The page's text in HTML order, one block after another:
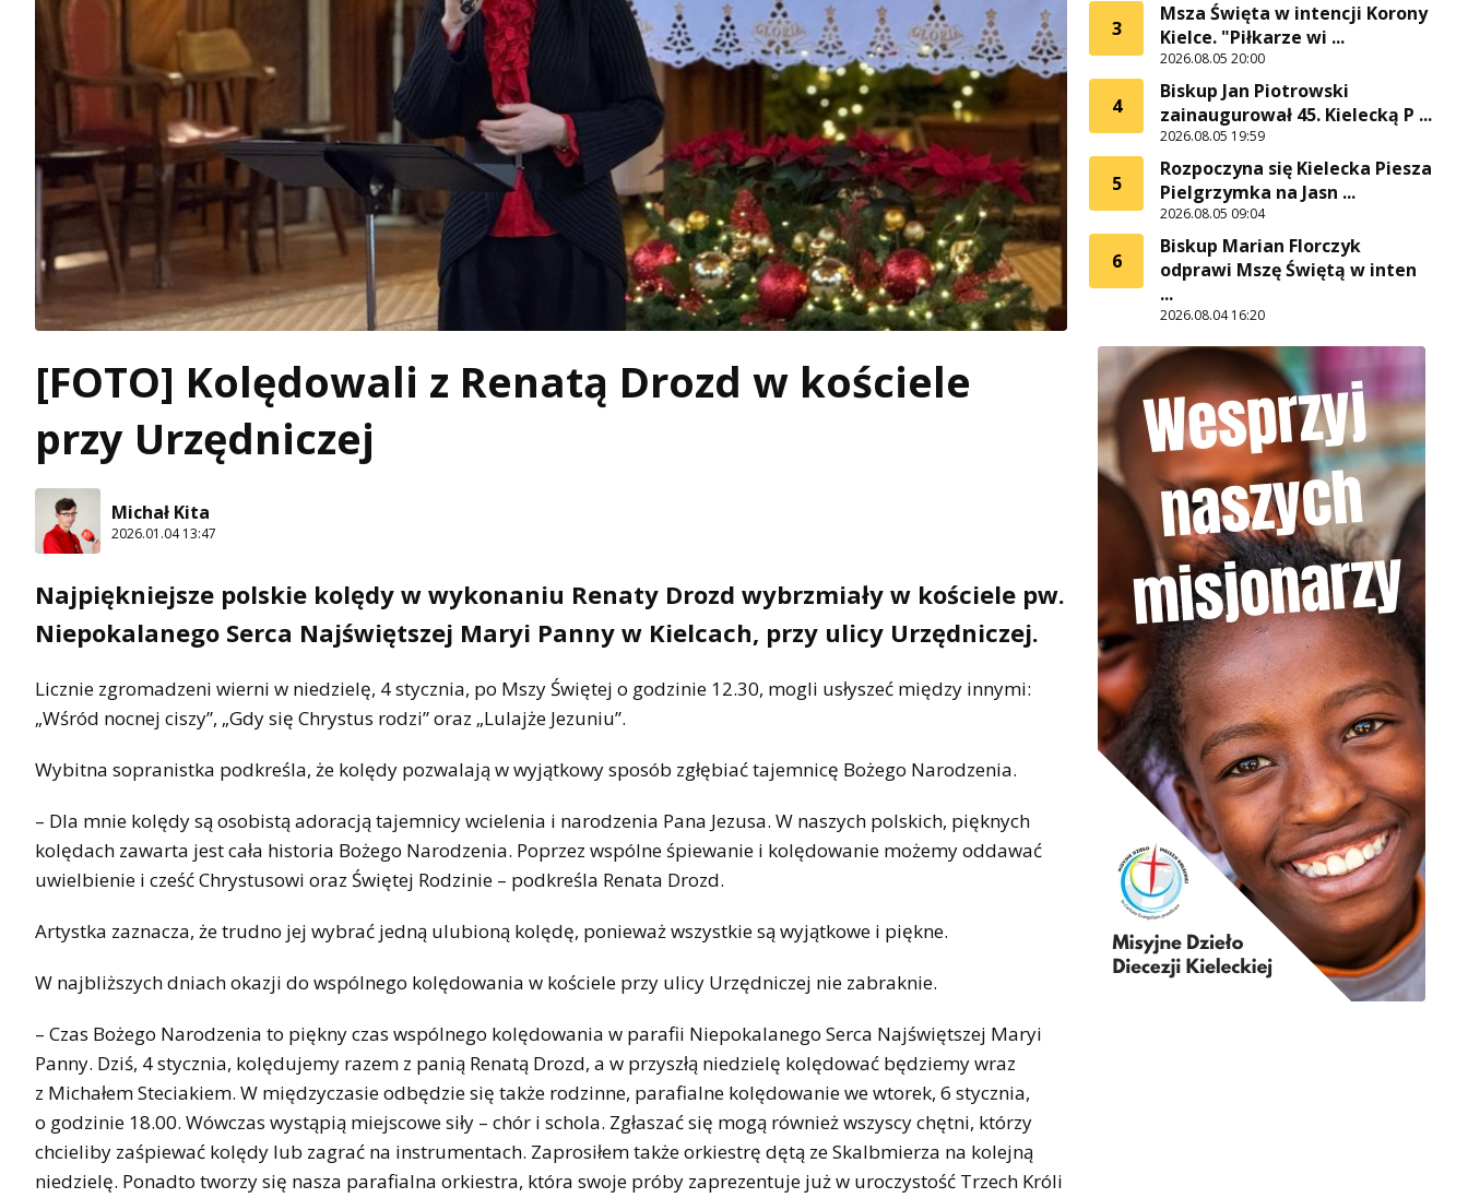
[FOTO] Kolędowali z Renatą Drozd w kościele
przy Urzędniczej
Michał Kita
2026.01.04 13:47
Najpiękniejsze polskie kolędy w wykonaniu Renaty Drozd wybrzmiały w kościele pw.
Niepokalanego Serca Najświętszej Maryi Panny w Kielcach, przy ulicy Urzędniczej.
Licznie zgromadzeni wierni w niedzielę, 4 stycznia, po Mszy Świętej o godzinie 12.30, mogli usłyszeć między innymi:
„Wśród nocnej ciszy”, „Gdy się Chrystus rodzi” oraz „Lulajże Jezuniu”.
Wybitna sopranistka podkreśla, że kolędy pozwalają w wyjątkowy sposób zgłębiać tajemnicę Bożego Narodzenia.
– Dla mnie kolędy są osobistą adoracją tajemnicy wcielenia i narodzenia Pana Jezusa. W naszych polskich, pięknych
kolędach zawarta jest cała historia Bożego Narodzenia. Poprzez wspólne śpiewanie i kolędowanie możemy oddawać
uwielbienie i cześć Chrystusowi oraz Świętej Rodzinie – podkreśla Renata Drozd.
Artystka zaznacza, że trudno jej wybrać jedną ulubioną kolędę, ponieważ wszystkie są wyjątkowe i piękne.
W najbliższych dniach okazji do wspólnego kolędowania w kościele przy ulicy Urzędniczej nie zabraknie.
– Czas Bożego Narodzenia to piękny czas wspólnego kolędowania w parafii Niepokalanego Serca Najświętszej Maryi
Panny. Dziś, 4 stycznia, kolędujemy razem z panią Renatą Drozd, a w przyszłą niedzielę kolędować będziemy wraz
z Michałem Steciakiem. W międzyczasie odbędzie się także rodzinne, parafialne kolędowanie we wtorek, 6 stycznia,
o godzinie 18.00. Wówczas wystąpią miejscowe siły – chór i schola. Zgłaszać się mogą również wszyscy chętni, którzy
chcieliby zaśpiewać kolędy lub zagrać na instrumentach. Zaprosiłem także orkiestrę dętą ze Skalbmierza na kolejną
niedzielę. Ponadto tworzy się nasza parafialna orkiestra, która swoje próby zaprezentuje już w uroczystość Trzech Króli
3
Msza Święta w intencji Korony
Kielce. "Piłkarze wi ...
2026.08.05 20:00
4
Biskup Jan Piotrowski
zainaugurował 45. Kielecką P ...
2026.08.05 19:59
5
Rozpoczyna się Kielecka Piesza
Pielgrzymka na Jasn ...
2026.08.05 09:04
6
Biskup Marian Florczyk
odprawi Mszę Świętą w inten
...
2026.08.04 16:20